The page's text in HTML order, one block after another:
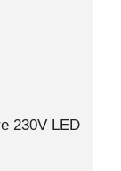
230V LED